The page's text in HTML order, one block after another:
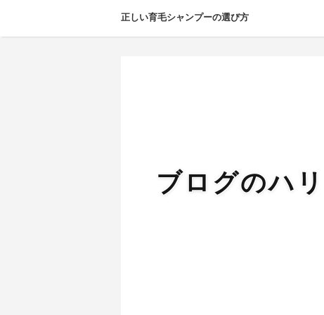
正しい育毛シャンプーの選び方
ブログのハ